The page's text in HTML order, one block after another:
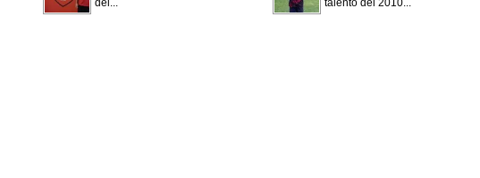
del...
talento del 2010...